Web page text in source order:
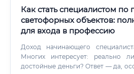
кварталы, промышленные
социальные объекты.
Как стать специалистом
светофорных объектов:
для входа в профессию
Доход начинающего
Многих интересует: реально
достойные деньги? Ответ — да,